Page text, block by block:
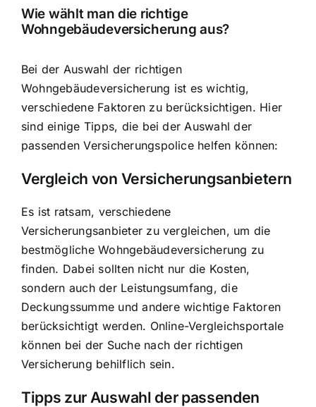
Wie wählt man die richtige
Wohngebäudeversicherung aus?
Bei der Auswahl der richtigen
Wohngebäudeversicherung ist es wichtig,
verschiedene Faktoren zu berücksichtigen. Hier
sind einige Tipps, die bei der Auswahl der
passenden Versicherungspolice helfen können:
Vergleich von Versicherungsanbietern
Es ist ratsam, verschiedene
Versicherungsanbieter zu vergleichen, um die
bestmögliche Wohngebäudeversicherung zu
finden. Dabei sollten nicht nur die Kosten,
sondern auch der Leistungsumfang, die
Deckungssumme und andere wichtige Faktoren
berücksichtigt werden. Online-Vergleichsportale
können bei der Suche nach der richtigen
Versicherung behilflich sein.
Tipps zur Auswahl der passenden